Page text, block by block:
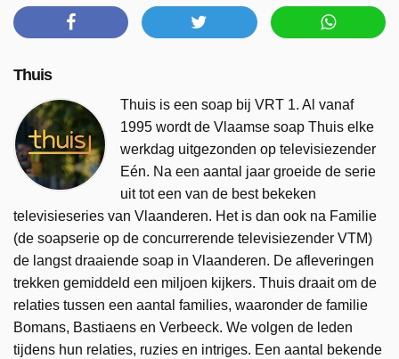
Thuis
Thuis is een soap bij VRT 1. Al vanaf
1995 wordt de Vlaamse soap Thuis elke
werkdag uitgezonden op televisiezender
Eén. Na een aantal jaar groeide de serie
uit tot een van de best bekeken
televisieseries van Vlaanderen. Het is dan ook na Familie
(de soapserie op de concurrerende televisiezender VTM)
de langst draaiende soap in Vlaanderen. De afleveringen
trekken gemiddeld een miljoen kijkers. Thuis draait om de
relaties tussen een aantal families, waaronder de familie
Bomans, Bastiaens en Verbeeck. We volgen de leden
tijdens hun relaties, ruzies en intriges. Een aantal bekende